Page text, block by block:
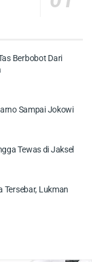
Berbobot Dari
Sampai Jokowi
Tewas di Jaksel
Tersebar, Lukman